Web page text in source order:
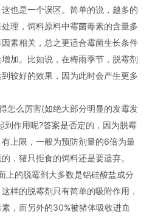
也是一个误区。简单的说，越多的
理，饲料原料中霉菌毒素的含量多
素相关，总之更适合霉菌生长条件
加。比如说，在梅雨季节，脱霉剂
较好的效果，因为此时会产生更多
怎么厉害(如绝大部分明显的发霉发
到作用呢?答案是否定的，因为脱霉
上限，一般为预防剂量的6倍为最
，猪只拒食的饲料还是要遗弃。
的脱霉剂大多数是铝硅酸盐成分
样的脱霉剂只有简单的吸附作用，
，而另外的30%被猪体吸收进血